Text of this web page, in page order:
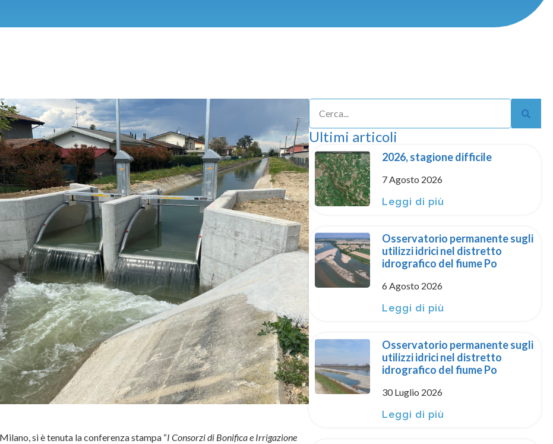
si è tenuta la conferenza stampa “I Consorzi di Bonifica e Irrigazione
Ultimi articoli
2026, stagione difficile
7 Agosto 2026
Leggi di più
Osservatorio permanente sugli
utilizzi idrici nel distretto
idrografico del fiume Po
6 Agosto 2026
Leggi di più
Osservatorio permanente sugli
utilizzi idrici nel distretto
idrografico del fiume Po
30 Luglio 2026
Leggi di più